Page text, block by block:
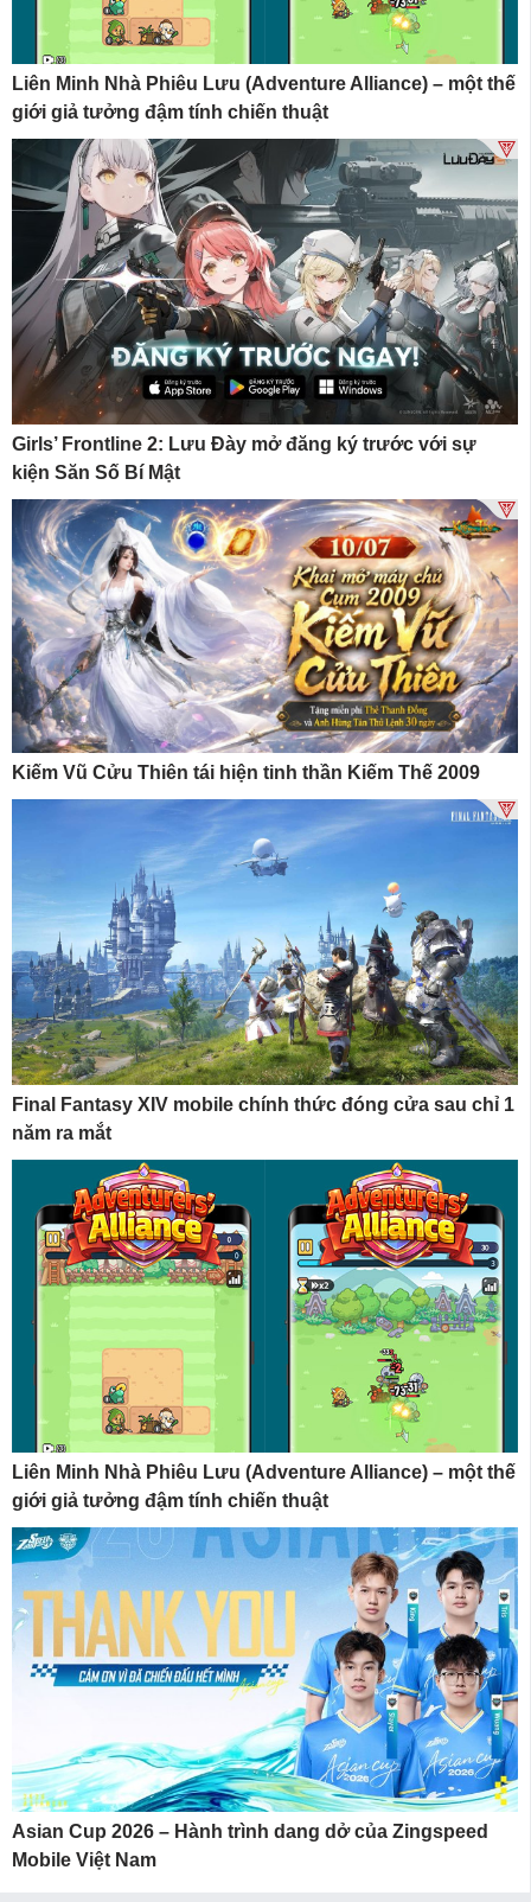
Liên Minh Nhà Phiêu Lưu (Adventure Alliance) – một thế
giới giả tưởng đậm tính chiến thuật
Girls’ Frontline 2: Lưu Đày mở đăng ký trước với sự
kiện Săn Số Bí Mật
Kiếm Vũ Cửu Thiên tái hiện tinh thần Kiếm Thế 2009
Final Fantasy XIV mobile chính thức đóng cửa sau chỉ 1
năm ra mắt
Liên Minh Nhà Phiêu Lưu (Adventure Alliance) – một thế
giới giả tưởng đậm tính chiến thuật
Asian Cup 2026 – Hành trình dang dở của Zingspeed
Mobile Việt Nam